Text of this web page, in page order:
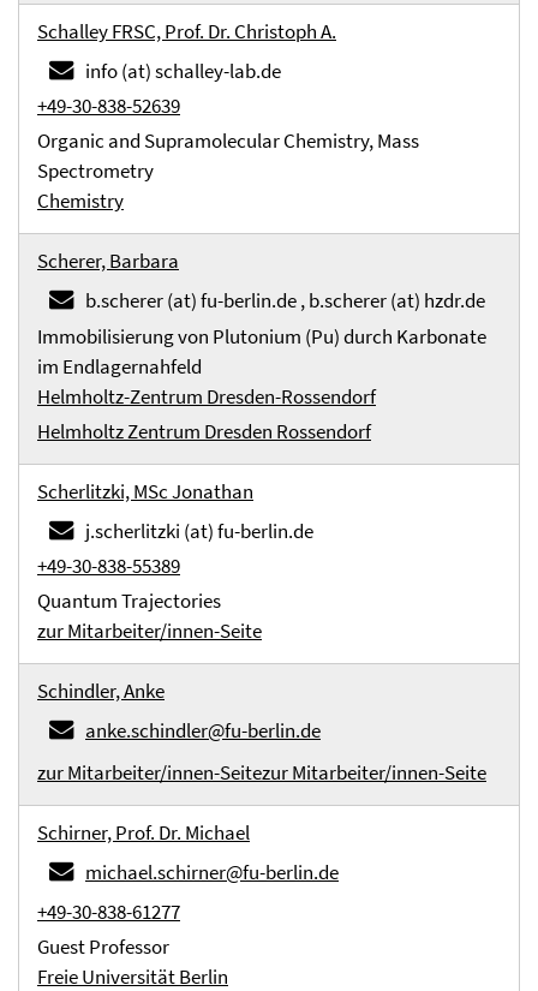
Schalley FRSC, Prof. Dr. Christoph A.
info (at) schalley-lab.de
+49-30-838-52639
Organic and Supramolecular Chemistry, Mass
Spectrometry
Chemistry
Scherer, Barbara
b.scherer (at) fu-berlin.de , b.scherer (at) hzdr.de
Immobilisierung von Plutonium (Pu) durch Karbonate
im Endlagernahfeld
Helmholtz-Zentrum Dresden-Rossendorf
Helmholtz Zentrum Dresden Rossendorf
Scherlitzki, MSc Jonathan
j.scherlitzki (at) fu-berlin.de
+49-30-838-55389
Quantum Trajectories
zur Mitarbeiter/innen-Seite
Schindler, Anke
anke.schindler@fu-berlin.de
zur Mitarbeiter/innen-Seitezur Mitarbeiter/innen-Seite
Schirner, Prof. Dr. Michael
michael.schirner@fu-berlin.de
+49-30-838-61277
Guest Professor
Freie Universität Berlin